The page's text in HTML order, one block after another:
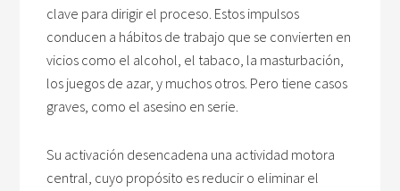
clave para dirigir el proceso. Estos impulsos
conducen a hábitos de trabajo que se convierten en
vicios como el alcohol, el tabaco, la masturbación,
los juegos de azar, y muchos otros. Pero tiene casos
graves, como el asesino en serie.
Su activación desencadena una actividad motora
central, cuyo propósito es reducir o eliminar el